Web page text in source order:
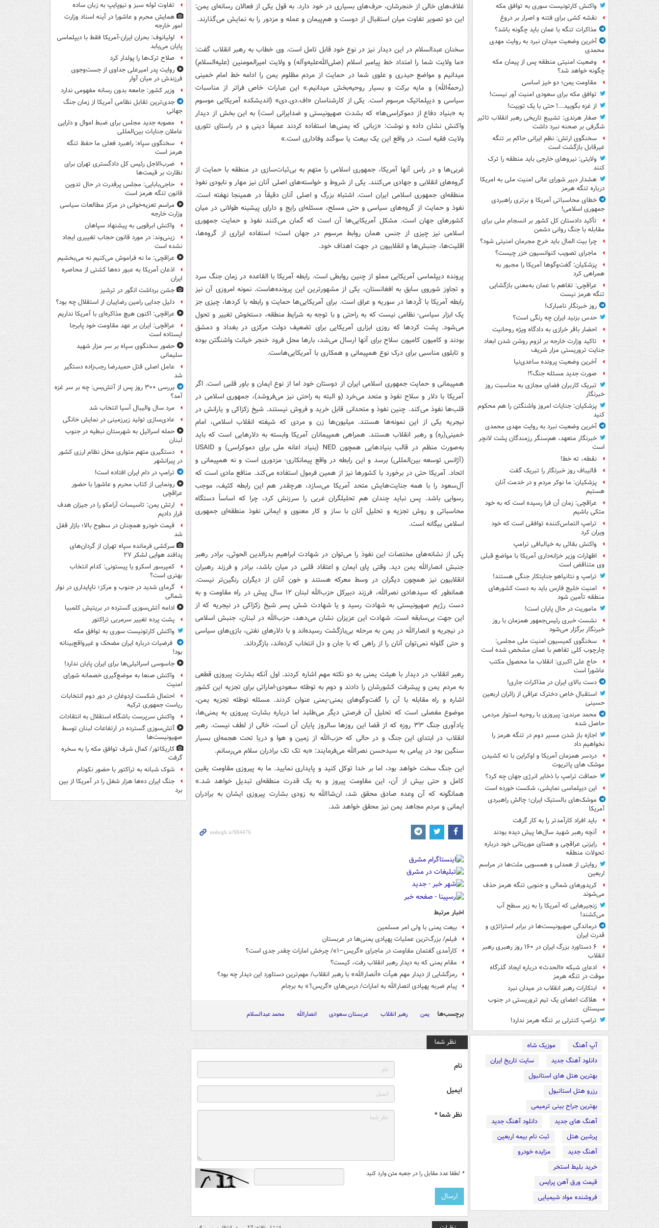
واکنش کارتونیست سوری به توافق مکه
نقشه کشی برای فتنه و اصرار بر دروغ
مذاکرات تنگه با عمان باید چگونه باشد؟
آخرین وضعیت میدان نبرد به روایت مهدی
محمدی
وضعیت امنیتی منطقه پس از پیمان مکه
چگونه خواهد شد؟
مقاومت یمن؛ دو خیز اساسی
توافق مکه برای سعودی امنیت آور نیست!
از غزه بگویید...! حتی با یک توییت!
صفار هرندی: تشییع تاریخی رهبر انقلاب تاثیر
شگرفی بر صحنه نبرد داشت
سخنگوی ارتش: نظم ایرانی حاکم بر تنگه
غیرقابل بازگشت است
ولایتی: نیروهای خارجی باید منطقه را ترک
کنند
هشدار دبیر شورای عالی امنیت ملی به امریکا
درباره تنگه هرمز
خطای محاسباتی آمریکا و برتری راهبردی
جمهوری اسلامی!
تأکید دادستان کل کشور بر انسجام ملی برای
مقابله با جنگ روانی دشمن
چرا بیت المال باید خرج مجرمان امنیتی شود؟
ماجرای تصویب کنوانسیون خزر چیست؟
پزشکیان: گفت‌وگوها آمریکا را مجبور به
همراهی کرد
عراقچی: تفاهم با عمان به‌معنی بازگشایی
تنگه هرمز نیست
روز خبرنگار نامبارک!
حدس بزنید ایران چه رنگی است؟
احضار باقر خرازی به دادگاه ویژه روحانیت
تاکید وزارت خارجه بر لزوم روشن شدن ابعاد
جنایت تروریستی مزار شریف
آخرین وضعیت پرونده ساعدی‌نیا
صورت جدید مسئله جنگ؟!
تبریک کاربران فضای مجازی به مناسبت روز
خبرنگار
پزشکیان: جنایات امروز واشنگتن را هم محکوم
کنید
آخرین وضعیت نبرد به روایت مهدی محمدی
خبرنگار متعهد، هم‌سنگر رزمندگان پشت لانچر
است
نقطه، ته خط!
قالیباف روز خبرنگار را تبریک گفت
پزشکیان: ما نوکر مردم و در خدمت آنان
هستیم
عراقچی: زمان آن فرا رسیده است که به خود
متکی باشیم
ترامپ التماس‌کننده توافقی است که خود
ویران کرد
واکنش بقائی به خیالبافی ترامپ
اظهارات وزیر خزانه‌داری آمریکا با مواضع قبلی
وی متناقض است
ترامپ و نتانیاهو جنایتکار جنگی هستند!
امنیت خلیج فارس باید به دست کشورهای
منطقه تأمین شود
ماموریت در حال پایان است!
نشست خبری رئیس‌جمهور همزمان با روز
خبرنگار برگزار می‌شود
سخنگوی کمیسیون امنیت ملی مجلس:
چارچوب کلی تفاهم با عمان مشخص شده است
حاج علی اکبری: انقلاب ما محصول مکتب
عاشورا است
دست بالای ایران در مذاکرات جاری!
استقبال خاص دخترک عراقی از زائران اربعین
حسینی
محمد مرندی: پیروزی با روحیه استوار مردمی
حاصل شده
اجازه باز شدن مسیر دوم در تنگه هرمز را
نخواهیم داد
دردسر همزمان آمریکا و اوکراین با ته کشیدن
موشک های پاتریوت
حماقت ترامپ با ذخایر انرژی جهان چه کرد؟
این دیپلماسی نمایشی، شکست خورده است
موشک‌های بالستیک ایران؛ چالش راهبردی
آمریکا
باید افراد کارآمدتر را به کار گرفت
آنچه رهبر شهید سال‌ها پیش دیده بودند
رایزنی عراقچی و همتای موریتانی خود درباره
تحولات منطقه
روایتی از همدلی و همسویی ملت‌ها در مراسم
اربعین
کریدورهای شمالی و جنوبی تنگه هرمز حذف
می‌شوند
زنجیرهایی که آمریکا را به زیر سطح آب
می‌کشند!
درماندگی صهیونیست‌ها در برابر استراتژی و
قدرت ایران
۶ دستاورد بزرگ ایران در ۱۶۰ روز رهبری رهبر
انقلاب
ادعای شبکه «الحدث» درباره ایجاد گذرگاه
موقت در تنگه هرمز
ابتکارات رهبر انقلاب در میدان نبرد
هلاکت اعضای یک تیم تروریستی در جنوب
سیستان
ترامپ کنترلی بر تنگه هرمز ندارد!
آپ آهنگ
موزیک شاه
دانلود آهنگ جدید
سایت تاریخ ایران
بهترین هتل های استانبول
رزرو هتل استانبول
بهترین جراح بینی ترمیمی
آهنگ های جدید
دانلود آهنگ جدید
پرشین هتل
ثبت نام بیمه اربعین
آهنگ جدید
مزایده خودرو
خرید بلیط استخر
قیمت ورق آهن پرایس
فروشنده مواد شیمیایی
غلاف‌های خالی از خنجرشان، حرف‌های بسیاری در خود دارد. به قول یکی از فعالان رسانه‌ای یمن:
این دو تصویر تفاوت میان استقبال از دوست و هم‌پیمان و عمله و مزدور را به نمایش می‌گذارند.
سخنان عبدالسلام در این دیدار نیز در نوع خود قابل تامل است. وی خطاب به رهبر انقلاب گفت:
«ما ولایت شما را امتداد خط پیامبر اسلام (صلی‌الله‌علیه‌وآله) و ولایت امیرالمومنین (علیه‌السلام)
می‏دانیم و مواضع حیدری و علوی شما در حمایت از مردم مظلوم یمن را ادامه‌ خط امام خمینی
(رحمهًْ‌الله) و مایه‌ برکت و بسیار روحیه‌بخش می‏دانیم.» این عبارات خاص فراتر از مناسبات
سیاسی و دیپلماتیک مرسوم است. یکی از کارشناسان «اف.دی.دی» (اندیشکده آمریکایی موسوم
به «بنیاد دفاع از دموکراسی‌ها» که بشدت صهیونیستی و ضدایرانی است) به این بخش از دیدار
واکنش نشان داده و نوشت: «زبانی که یمنی‌ها استفاده کردند عمیقاً دینی و در راستای تئوری
ولایت فقیه است. در واقع این یک بیعت یا سوگند وفاداری است.»
غربی‌ها و در راس آنها آمریکا، جمهوری اسلامی را متهم به بی‌ثبات‌سازی در منطقه با حمایت از
گروه‌های انقلابی و جهادی می‌کنند. یکی از شروط و خواسته‌های اصلی آنان نیز مهار و نابودی نفوذ
منطقه‌ای جمهوری اسلامی ایران است. ‌اشتباه بزرگ و اصلی آنان دقیقاً در همینجا نهفته است.
نفوذ و حمایت از گروه‌های سیاسی و حتی مسلح، مسئله‌ای رایج و دارای پیشینه طولانی در میان
کشورهای جهان است. مشکل آمریکایی‌ها آن است که گمان می‌کنند نفوذ و حمایت جمهوری
اسلامی نیز چیزی از جنس همان روابط مرسوم در جهان است؛ استفاده ابزاری از گروه‌ها،
اقلیت‌ها، جنبش‌ها و انقلابیون در جهت اهداف خود.
پرونده دیپلماسی آمریکایی مملو از چنین روابطی است. رابطه آمریکا با القاعده در زمان جنگ سرد
و تجاوز شوروی سابق به افغانستان، یکی از مشهورترین این پرونده‌هاست. نمونه امروزی آن نیز
رابطه آمریکا با کُردها در سوریه و عراق است. برای آمریکایی‌ها حمایت و رابطه با کردها، چیزی جز
یک ابزار سیاسی- نظامی نیست که به راحتی و با توجه به شرایط منطقه، دستخوش تغییر و تحول
می‌شود. پشت کردها که روزی ابزاری آمریکایی برای تضعیف دولت مرکزی در بغداد و دمشق
بودند و کامیون کامیون سلاح برای آنها ارسال می‌شد، بارها محل فرود خنجر خیانت واشنگتن بوده
و تابلوی مناسبی برای درک نوع همپیمانی و همکاری با آمریکایی‌هاست.
همپیمانی و حمایت جمهوری اسلامی ایران از دوستان خود اما از نوع ایمان و باور قلبی است. اگر
آمریکا با دلار و سلاح نفوذ و متحد می‌خرد (و البته به راحتی نیز می‌فروشد)، جمهوری اسلامی در
قلب‌ها نفوذ می‌کند. چنین نفوذ و متحدانی قابل خرید و فروش نیستند. شیخ زکزاکی و یارانش در
نیجریه یکی از این نمونه‌ها هستند. میلیون‌ها زن و مردی که شیفته انقلاب اسلامی، امام
خمینی(ره) و رهبر انقلاب هستند. همراهی همپیمانان آمریکا وابسته به دلارهایی است که باید
به‌صورت منظم در قالب بنیادهایی همچون NED (بنیاد اعانه ملی برای دموکراسی) و USAID
(آژانس توسعه بین‌المللی) برسد و این رابطه در واقع پیمانکاری- مزدوری است و نه همپیمانی و
اتحاد. آمریکا حتی در برخورد با کشورها نیز از همین فرمول استفاده می‌کند. منافع مادی است که
آل‌سعود را با همه جنایت‌هایش متحد آمریکا می‌سازد، هرچقدر هم این رابطه کثیف، موجب
رسوایی باشد. پس نباید چندان هم تحلیلگران غربی را سرزنش کرد، چرا که اساساً دستگاه
محاسباتی و روش تجزیه و تحلیل آنان با ساز و کار معنوی و ایمانی نفوذ منطقه‌ای جمهوری
اسلامی بیگانه است.
یکی از نشانه‌های مختصات این نفوذ را می‌توان در شهادت ابراهیم بدرالدین الحوثی، برادر رهبر
جنبش انصارالله یمن دید. وقتی پای ایمان و اعتقاد قلبی در میان باشد، برادر و فرزند رهبران
انقلابیون نیز همچون دیگران در وسط معرکه هستند و خون آنان از دیگران رنگین‌تر نیست.
همانطور که سیدهادی نصرالله، فرزند دبیرکل حزب‌الله لبنان ۱۲ سال پیش در راه مقاومت و به
دست رژیم صهیونیستی به شهادت رسید و یا شهادت شش پسر شیخ زکزاکی در نیجریه که از
این جهت بی‌سابقه است. شهادت این عزیزان نشان می‌دهد، حزب‌الله در لبنان، جنبش اسلامی
در نیجریه و انصارالله در یمن به مرحله بی‌بازگشت رسیده‌اند و با دلارهای نفتی، بازی‌های سیاسی
و حتی گلوله نمی‌توان آنان را از راهی که با جان و دل انتخاب کرده‌اند، بازگرداند.
رهبر انقلاب در دیدار با هیئت یمنی به دو نکته مهم ‌اشاره کردند. اول آنکه بشارت پیروزی قطعی
به مردم یمن و پیشرفت کشورشان را دادند و دوم به توطئه سعودی-اماراتی برای تجزیه این کشور
‌اشاره و راه مقابله با آن را گفت‌وگوهای یمنی-یمنی عنوان کردند. مسئله توطئه تجزیه یمن،
موضوع مفصلی است که تحلیل آن فرصتی دیگر می‌طلبد اما درباره بشارت پیروزی به یمنی‌ها،
یادآوری جنگ ۳۳ روزه که از قضا این روزها سالروز پایان آن است، خالی از لطف نیست. رهبر
انقلاب در ابتدای این جنگ و در حالی که حزب‌الله از زمین و هوا و دریا تحت هجمه‌ای بسیار
سنگین بود در پیامی به سیدحسن نصرالله می‌فرمایند: «به تک تک برادران سلام می‌رسانم.
این جنگ سخت خواهد بود، اما بر خدا توکل کنید و پایداری ‌نمایید. ما به پیروزی مقاومت یقین
کامل و حتی بیش از آن، این مقاومت پیروز و به یک قدرت منطقه‌ای تبدیل خواهد شد.»
همانگونه که آن وعده صادق محقق شد، ان‌شاالله به زودی بشارت پیروزی ایشان به برادران
ایمانی و مردم مجاهد یمن نیز محقق خواهد شد.
اخبار مرتبط
بیعت یمنی با ولی امر مسلمین
فیلم/ بزرگ‌ترین عملیات پهپادی یمنی‌ها در عربستان
کارآمدی گفتمان مقاومت در ماجرای «گریس–‌۱»/ چرخش امارات چقدر جدی است؟
مقام یمنی که به دیدار رهبر انقلاب رفت، کیست؟
رمزگشایی از دیدار مهم هیأت «أنصارالله» با رهبر انقلاب/ مهم‌ترین دستاورد این دیدار چه بود؟
پیام ضربه پهپادی انصارالله به امارات/ درس‌های «گریس1» به برجام
برچسب‌ها یمن رهبر انقلاب عربستان سعودی انصارالله محمد عبدالسلام
نظر شما
نام
ایمیل
نظر شما *
* لطفا عدد مقابل را در جعبه متن وارد کنید
تفاوت لوله سبز و نیوپایپ به زبان ساده
همایش محرم و عاشورا در آینه اسناد وزارت
امور خارجه
اولیانوف: بحران ایران-آمریکا فقط با دیپلماسی
پایان می‌یابد
صلاح ترک‌ها را پولدار کرد
روایت پدر امیرعلی جداوی از جست‌وجوی
فرزندش در میان آوار
وزیر کشور: جامعه بدون رسانه مفهومی ندارد
جدی‌ترین تقابل نظامی آمریکا از زمان جنگ
جهانی
مصوبه جدید مجلس برای ضبط اموال و دارایی
عاملان جنایات بین‌المللی
سخنگوی سپاه: راهبرد فعلی ما حفظ تنگه
هرمز است
ضرب‌الاجل رئیس کل دادگستری تهران برای
نظارت بر قیمت‌ها
حاجی‌بابایی: مجلس پرقدرت در حال تدوین
قانون تنگه هرمز است
مراسم تعزیه‌خوانی در مرکز مطالعات سیاسی
وزارت خارجه
واکنش ابرقویی به پیشنهاد سپاهان
زینی‌وند: در مورد قانون حجاب تغییری ایجاد
نشده است
عراقچی: ما نه فراموش می‌کنیم نه می‌بخشیم
اذعان آمریکا به عبور ده‌ها کشتی از محاصره
ایران
جشن برداشت انگور در ترشیز
دلیل جدایی رامین رضاییان از استقلال چه بود؟
عراقچی: اکنون هیچ مذاکره‌ای با آمریکا نداریم
عراقچی: ایران بر عهد مقاومت خود پابرجا
ایستاده است
حضور سخنگوی سپاه بر سر مزار شهید
سلیمانی
عامل اصلی قتل حمیدرضا رجب‌زاده دستگیر
شد
بررسی ۳۰۰ روز پس از آتش‌بس: چه بر سر غزه
آمد؟
مرد سال والیبال آسیا انتخاب شد
عادی‌سازی تولید زیرزمینی در نمایش خانگی
حمله اسرائیل به شهرستان نبطیه در جنوب
لبنان
دستگیری متهم متواری مخل نظام ارزی کشور
در پیرانشهر
ترامپ در دام ایران افتاده است!
رونمایی از کتاب محرم و عاشورا با حضور
عراقچی
ارتش یمن: تاسیسات آرامکو را در جیزان هدف
قرار دادیم
قیمت خودرو همچنان در سطوح بالا؛ بازار قفل
شد
سرکشی فرمانده سپاه تهران از گردان‌های
پدافند هوایی لشکر ۲۷
کمپرسور اسکرو یا پیستونی: کدام انتخاب
بهتری است؟
گرمای شدید در جنوب و مرکز؛ ناپایداری در نوار
شمالی
ادامه آتش‌سوزی گسترده در بریتیش کلمبیا
پشت پرده تغییر سرمربی تراکتور
واکنش کارتونیست سوری به توافق مکه
فرضیات درباره ایران مضحک و غیرواقع‌بینانه
بود!
جاسوسی اسرائیلی‌ها برای ایران پایان ندارد!
واکنش صنعا به موضع‌گیری خصمانه شورای
امنیت
احتمال شکست اردوغان در دور دوم انتخابات
ریاست جمهوری ترکیه
واکنش سرپرست باشگاه استقلال به انتقادات
آتش‌سوزی گسترده در ارتفاعات لبنان توسط
صهیونیست‌ها
کاریکاتور/ کمال شرف توافق مکه را به سخره
گرفت
شوک شبانه به تراکتور با حضور نکونام
جنگ ایران ده‌ها هزار شغل را در آمریکا از بین
برد